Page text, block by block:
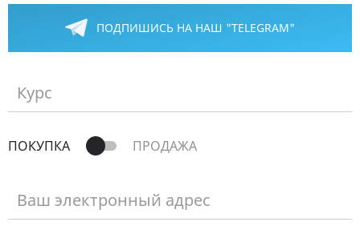
ПОДПИШИСЬ НА НАШ "TELEGRAM"
Курс
ПОКУПКА ПРОДАЖА
Ваш электронный адрес